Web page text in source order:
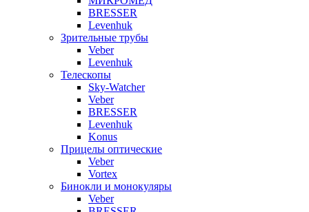
BRESSER
Levenhuk
Зрительные трубы
Veber
Levenhuk
Телескопы
Sky-Watcher
Veber
BRESSER
Levenhuk
Konus
Прицелы оптические
Veber
Vortex
Бинокли и монокуляры
Veber